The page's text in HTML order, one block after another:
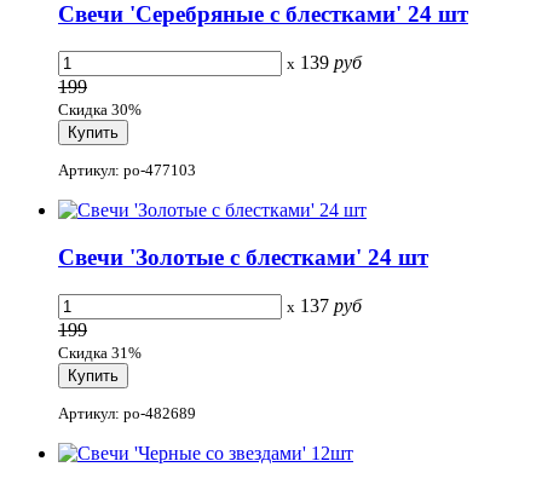
Свечи 'Серебряные с блестками' 24 шт
x 139 руб
199
Скидка 30%
Артикул: po-477103
Свечи 'Золотые с блестками' 24 шт
x 137 руб
199
Скидка 31%
Артикул: po-482689